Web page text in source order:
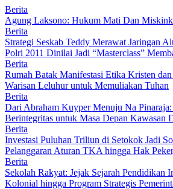
Berita
Agung Laksono: Hukum Mati Dan
Berita
Strategi Seskab Teddy Merawat Jaringan
Polri 2011 Dinilai Jadi “Masterclass”
Berita
Rumah Batak Manifestasi Etika Kristen dan
Warisan Leluhur untuk Memuliakan Tuhan
Berita
Dari Abraham Kuyper Menuju Na
Berintegritas untuk Masa Depan Kawasan
Berita
Investasi Puluhan Triliun di Setokok Jadi
Pelanggaran Aturan TKA hingga Hak
Berita
Sekolah Rakyat: Jejak Sejarah Pendidikan
Kolonial hingga Program Strategis